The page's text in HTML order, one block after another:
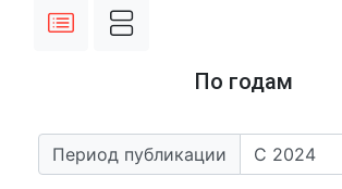
По годам
Период публикации